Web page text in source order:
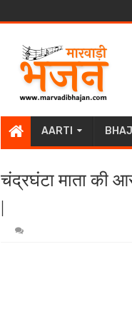
AARTI
चंद्रघंटा माता की
|